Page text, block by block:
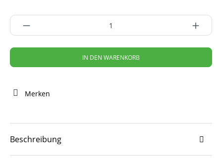
IN DEN WARENKORB
Merken
Beschreibung